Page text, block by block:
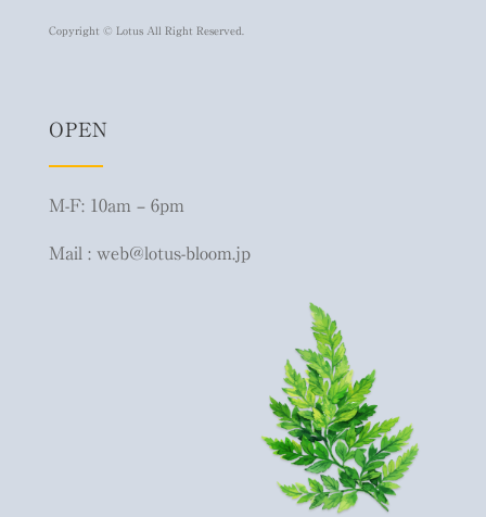
Copyright © Lotus All Right Reserved.
OPEN
M-F: 10am – 6pm
Mail : web@lotus-bloom.jp